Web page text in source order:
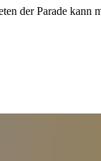
der Parade